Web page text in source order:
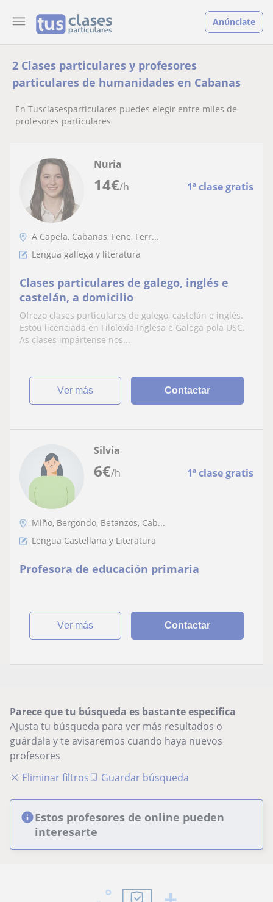
Anúnciate
2 Clases particulares y profesores
particulares de humanidades en Cabanas
En Tusclasesparticulares puedes elegir entre miles de
profesores particulares
14€/h 1ª clase gratis
Nuria
A Capela, Cabanas, Fene, Ferr...
Lengua gallega y literatura
Clases particulares de galego, inglés e
castelán, a domicilio
Ofrezo clases particulares de galego, castelán e inglés.
Estou licenciada en Filoloxía Inglesa e Galega pola USC.
As clases impártense nos...
ver más Contactar
6€/h 1ª clase gratis
Silvia
Miño, Bergondo, Betanzos, Cab...
Lengua Castellana y Literatura
Profesora de educación primaria
ver más Contactar
Parece que tu búsqueda es bastante especifica
Ajusta tu búsqueda para ver más resultados o
guárdala y te avisaremos cuando haya nuevos
profesores
Eliminar filtros
Guardar búsqueda
Estos profesores de online pueden
interesarte